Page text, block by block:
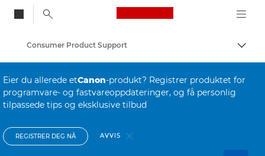
Canon Logo, back
Consumer Product Support
Eier du allerede etCanon-produkt? Registrer produktet for
programvare- og fastvareoppdateringer, og få personlig
tilpassede tips og eksklusive tilbud
REGISTRER DEG NÅ AVVIS